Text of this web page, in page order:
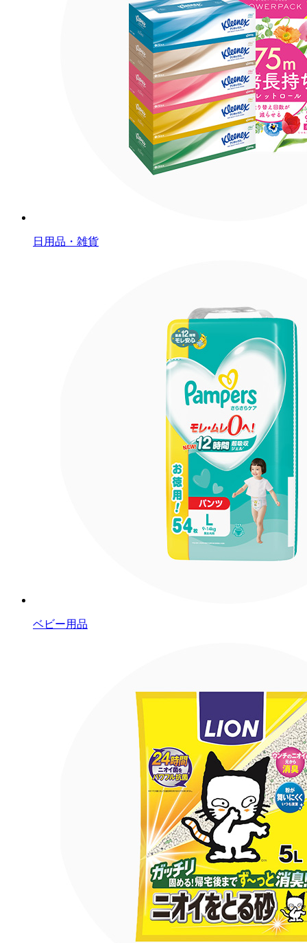
日用品・雑貨
ベビー用品